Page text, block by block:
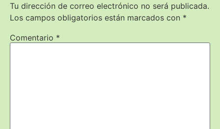
Tu dirección de correo electrónico no será publicada.
Los campos obligatorios están marcados con *
Comentario *